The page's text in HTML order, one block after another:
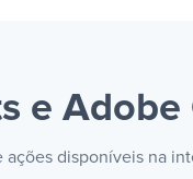
e
ações disponíveis na